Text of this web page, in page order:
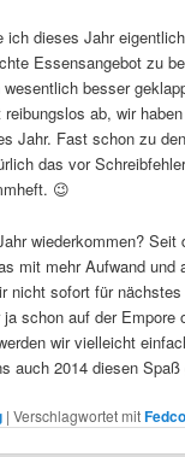
ich dieses Jahr
Essensangebot zu
besser
ab, wir
Jahr. Fast schon zu
das vor
😉
wiederkommen?
mit mehr Aufwand und
nicht sofort für
schon auf der Empore
wir vielleicht
auch 2014 diesen Spaß
|Verschlagwortet mit